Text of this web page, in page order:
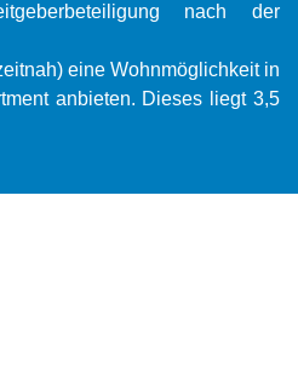
nach der
eine Wohnmöglichkeit in
anbieten. Dieses liegt 3,5